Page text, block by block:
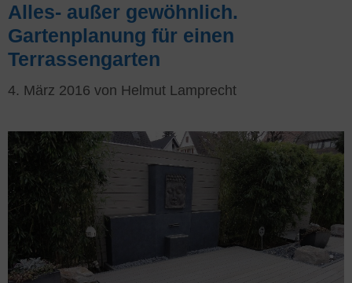
Alles- außer gewöhnlich.
Gartenplanung für einen
Terrassengarten
4. März 2016 von Helmut Lamprecht